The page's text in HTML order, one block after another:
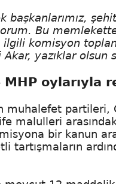
başkanlarımız,
Bu
komisyon
Akar, yazıklar
oylarıyla
muhalefet
malulleri
bir kanun
tartışmaların